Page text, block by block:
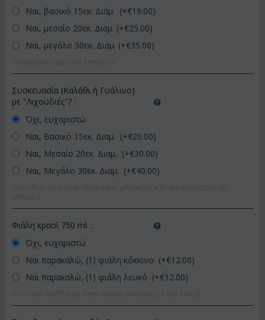
Ναι, βασικό 15εκ. Διάμ. (+€19.00)
Ναι, μεσαίο 20εκ. Διαμ. (+€25.00)
Ναι, μεγάλο 30εκ. Διαμ. (+€35.00)
Συσκευασία (Καλάθι ή Γυάλινο)
με "Λιχουδιές"? :
Όχι, ευχαριστώ
Ναι, Βασικό 15εκ. Διαμ. (+€20.00)
Ναι, Μεσαίο 20εκ. Διαμ. (+€30.00)
Ναι, Μεγάλο 30εκ. Διαμ. (+€40.00)
Φιάλη κρασί 750 ml. :
Όχι, ευχαριστώ
Ναι παρακαλώ, (1) φιάλη κόκκινο (+€12.00)
Ναι παρακαλώ, (1) φιάλη λευκό (+€12.00)